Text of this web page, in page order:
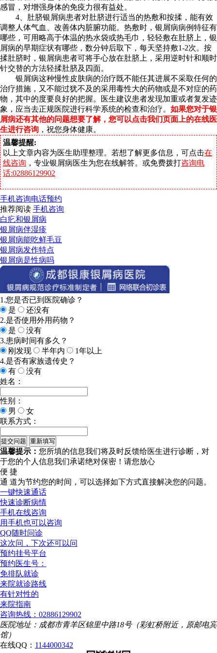
感冒，对增强身体的免疫力很有益处。
4、肚脐银屑病患者对肚脐进行适当的热敷和按揉，能有效
调整人体气血、改善体内脏腑功能。热敷时，银屑病病例特征有
哪些，可用略高于体温的热水袋或热毛巾，轻轻敷在肚脐上，银
屑病的早期症状有哪些，数分钟后取下，每天坚持敷1-2次。按
揉肚脐时，银屑病患者可将手心放在肚脐上，采用逆时针和顺时
针交替的方法轻揉肚脐及四面。
银屑病这种慢性皮肤病的治疗既不能任其进展不采取任何的
治疗措施，又不能过犹不及的采用毒性大的药物或是不对症的药
物，其中的度要良好的把握。医生建议患者发现加重或者复发迹
象，应当去正规医院进行科学系统的检查和治疗。 如果您对于银
屑病还有其他的问题想要了解，您可以点击我们页面上的在线医
生进行咨询 ， 祝您身体健康。
温馨提醒:
以上文章内容为医生助理整理。若想了解更多信息，可点击在
线咨询 ，专业银屑病医生为您在线解答。或免费拨打咨询电
话:02886129902
手机咨询电话预约
推荐阅读 手机咨询
白疕和银屑病
银屑病伴湿疹
银屑病能吃鲜毛豆
银屑病发作特点
银屑病是性病吗
1.您是否已到医院确诊？
是
还没有
2.是否使用外用药物？
是
没有
3.患病时间有多久？
刚发现
半年内
1年以上
4.是否有家族遗传史？
有
没有
姓名：
性别：
男
女
联系方式：
温馨提示： 您所填的信息我们将及时反馈给医生进行诊断，对
于您的个人信息我们承诺绝对保密！请您放心
便 捷
通 道为节约您的时间，可以选择如下方式直接解决您的问题。
一键快速通话
快速诊断病情
手机在线咨询
用手机也可以咨询
QQ随时问诊
这次问，下次还可以问
预约挂号平台
预约医生号：
免排队就诊
来院就诊路线
有针对性的
来院指南
咨询热线：02886129902
医院地址：成都市青羊区锦里中路18号（彩虹桥附近，原邮电宾
馆）
在线QQ： 1144000342